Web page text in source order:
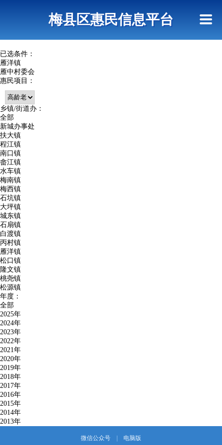
查询指引梅县区惠民信息平台
已选条件：
雁洋镇
雁中村委会
惠民项目：
乡镇/街道办：
全部
新城办事处
扶大镇
程江镇
南口镇
畲江镇
水车镇
梅南镇
梅西镇
石坑镇
大坪镇
城东镇
石扇镇
白渡镇
丙村镇
雁洋镇
松口镇
隆文镇
桃尧镇
松源镇
年度：
全部
2025年
2024年
2023年
2022年
2021年
2020年
2019年
2018年
2017年
2016年
2015年
2014年
2013年
微信公众号 电脑版